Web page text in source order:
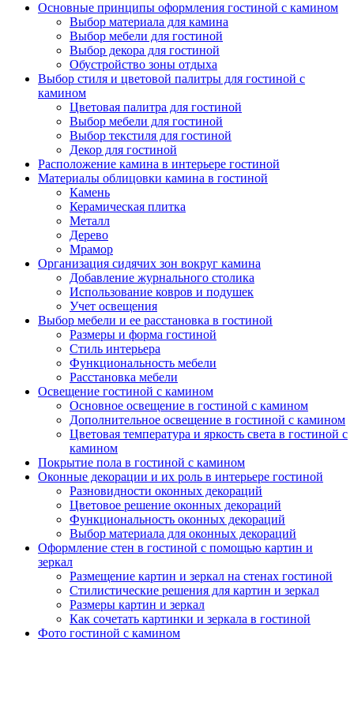
Основные принципы оформления гостиной с камином
Выбор материала для камина
Выбор мебели для гостиной
Выбор декора для гостиной
Обустройство зоны отдыха
Выбор стиля и цветовой палитры для гостиной с
камином
Цветовая палитра для гостиной
Выбор мебели для гостиной
Выбор текстиля для гостиной
Декор для гостиной
Расположение камина в интерьере гостиной
Материалы облицовки камина в гостиной
Камень
Керамическая плитка
Металл
Дерево
Мрамор
Организация сидячих зон вокруг камина
Добавление журнального столика
Использование ковров и подушек
Учет освещения
Выбор мебели и ее расстановка в гостиной
Размеры и форма гостиной
Стиль интерьера
Функциональность мебели
Расстановка мебели
Освещение гостиной с камином
Основное освещение в гостиной с камином
Дополнительное освещение в гостиной с камином
Цветовая температура и яркость света в гостиной с
камином
Покрытие пола в гостиной с камином
Оконные декорации и их роль в интерьере гостиной
Разновидности оконных декораций
Цветовое решение оконных декораций
Функциональность оконных декораций
Выбор материала для оконных декораций
Оформление стен в гостиной с помощью картин и
зеркал
Размещение картин и зеркал на стенах гостиной
Стилистические решения для картин и зеркал
Размеры картин и зеркал
Как сочетать картинки и зеркала в гостиной
Фото гостиной с камином